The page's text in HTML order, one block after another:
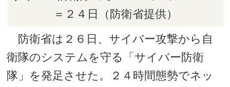
＝２４日（防衛省提供）
防衛省は２６日、サイバー攻撃から自
衛隊のシステムを守る「サイバー防衛
隊」を発足させた。２４時間態勢でネッ